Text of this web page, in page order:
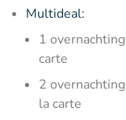
Multideal:
1
carte
2
la carte